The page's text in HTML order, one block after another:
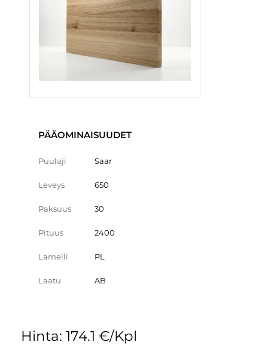
PÄÄOMINAISUUDET
Puulaji Saar
Leveys 650
Paksuus 30
Pituus 2400
Lamelli PL
Laatu AB
Hinta: 174.1 €/Kpl